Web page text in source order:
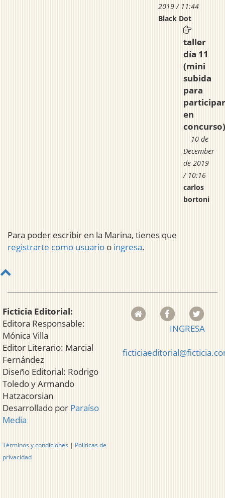
2019 / 11:44
Black Dot
taller
día 11
(mini
subida
para
participar
en
concurso)
10 de
December
de 2019
/ 10:16
carlos
bortoni
Para poder escribir en la Marina, tienes que
registrarte como usuario o ingresa.
Ficticia Editorial:
Editora Responsable:
Mónica Villa
Editor Literario: Marcial
Fernández
Diseño Editorial: Rodrigo
Toledo y Armando
Hatzacorsian
Desarrollado por Paraíso
Media
Términos y condiciones | Políticas de
privacidad
INGRESA